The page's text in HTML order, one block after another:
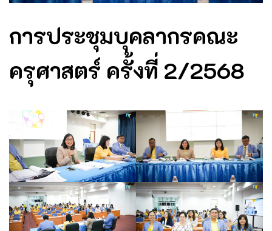
การประชุมบุคลากรคณะ
ครุศาสตร์ ครั้งที่ 2/2568